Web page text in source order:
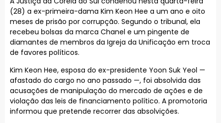
(28) a ex-primeira-dama Kim Keon Hee a um ano e oito
meses de prisão por corrupção. Segundo o tribunal, ela
recebeu bolsas da marca Chanel e um pingente de
diamantes de membros da Igreja da Unificação em troca
de favores políticos.
Kim Keon Hee, esposa do ex-presidente Yoon Suk Yeol —
afastado do cargo no ano passado —, foi absolvida das
acusações de manipulação do mercado de ações e de
violação das leis de financiamento político. A promotoria
informou que pretende recorrer das absolvições.